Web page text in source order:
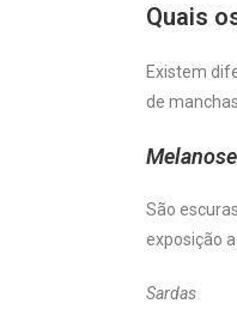
Quais
Existem
de
São
exposição
Sardas